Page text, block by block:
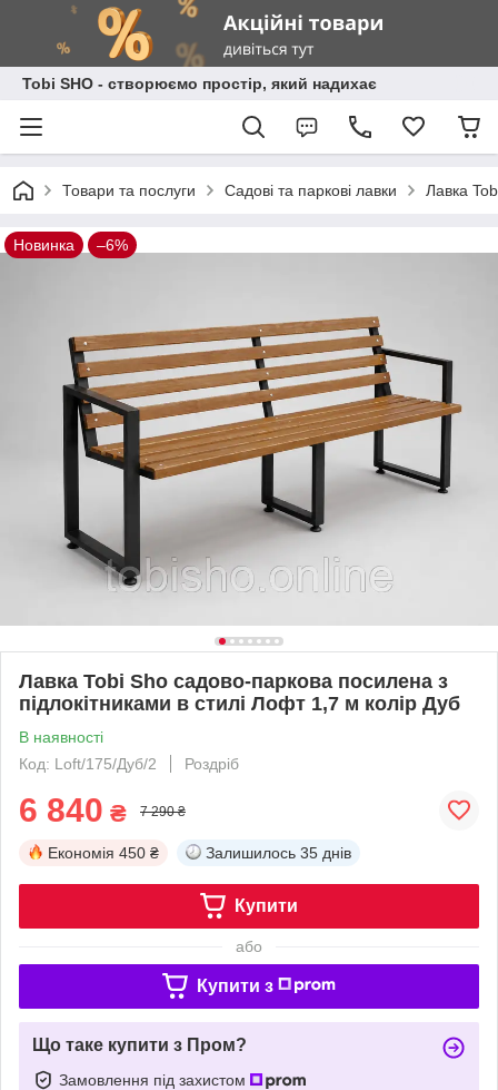
Tobi SHO - створюємо простір, який надихає
Товари та послуги Садові та паркові лавки Лавка
Новинка –6%
Лавка Tobi Sho садово-паркова посилена з
підлокітниками в стилі Лофт 1,7 м колір Дуб
В наявності
Код: Loft/175/Дуб/2
Роздріб
6 840 ₴ 7 290 ₴
Економія 450 ₴ Залишилось 35 днів
Купити
або
Купити з
Що таке купити з Пром?
Замовлення під захистом